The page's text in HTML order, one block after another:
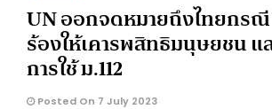
UN ออกจดหมายถึงไทยกรณี
ร้องให้เคารพสิทธิมนุษยชน แ
การใช้ ม.112
Posted On 7 July 2023